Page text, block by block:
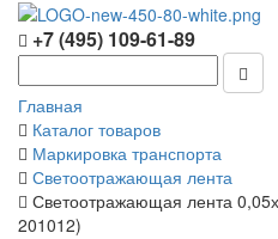
+7 (495) 109-61-89
Главная
Каталог товаров
Маркировка транспорта
Светоотражающая лента
Светоотражающая лента
201012)